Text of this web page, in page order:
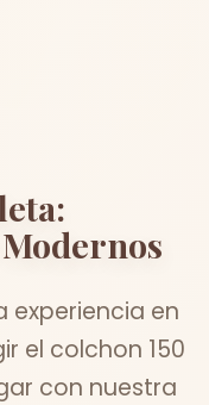
experiencia en
el colchon 150
con nuestra